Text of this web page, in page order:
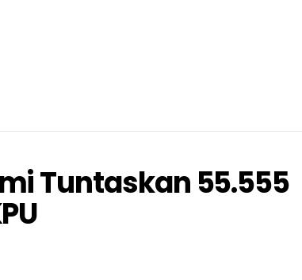
Tuntaskan 55.555